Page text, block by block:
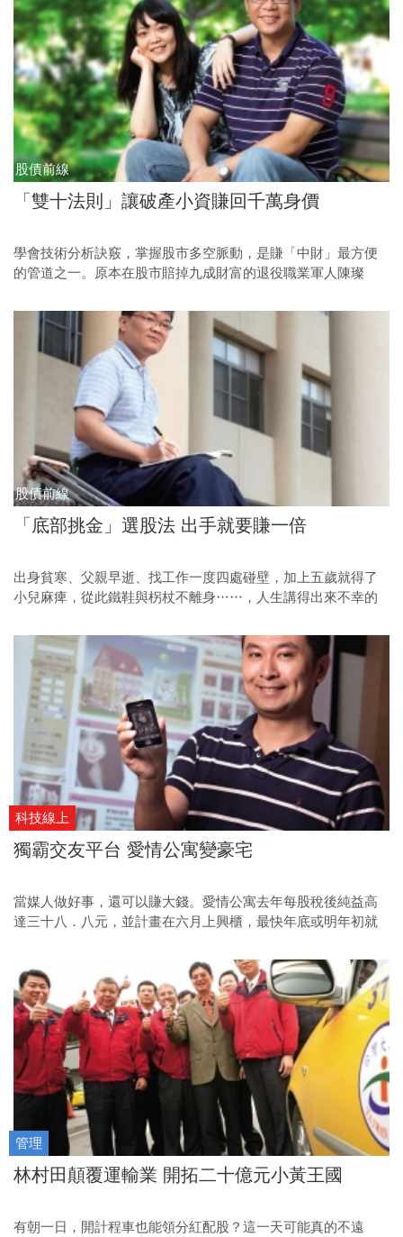
慧，越活越有錢。
股債前線
「雙十法則」讓破產小資賺回千萬身價
學會技術分析訣竅，掌握股市多空脈動，是賺「中財」最方便
的管道之一。原本在股市賠掉九成財富的退役職業軍人陳璨
富逆轉勝的漂亮戰役。
股債前線
「底部挑金」選股法 出手就要賺一倍
出身貧寒、父親早逝、找工作一度四處碰壁，加上五歲就得了
小兒麻痺，從此鐵鞋與柺杖不離身……，人生講得出來不幸的
數字，比很多人提早嘗到財富自由的滋味！
科技線上
獨霸交友平台 愛情公寓變豪宅
當媒人做好事，還可以賺大錢。愛情公寓去年每股稅後純益高
達三十八．八元，並計畫在六月上興櫃，最快年底或明年初就
管理
林村田顛覆運輸業 開拓二十億元小黃王國
有朝一日，開計程車也能領分紅配股？這一天可能真的不遠